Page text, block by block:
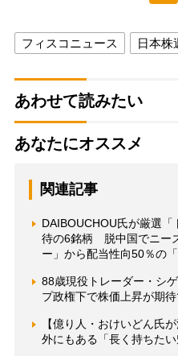
フィスコニュース 日本株
あわせて読みたい
あなたにオススメ
関連記事
DAIBOUCHOU氏が厳選
待の6銘柄 脱中国でニー
ー」から配当性向50％の
88歳現役トレーダー・シ
プ政権下で株価上昇が期待
【億り人・おけいどん氏
外にもある「長く持ちたい